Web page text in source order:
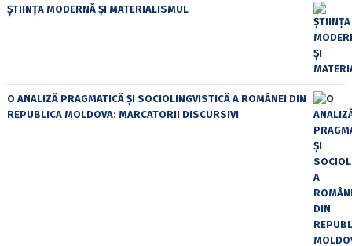
ȘTIINȚA MODERNĂ ȘI MATERIALISMUL
O ANALIZĂ PRAGMATICĂ ȘI SOCIOLINGVISTICĂ A ROMÂNEI DIN
REPUBLICA MOLDOVA: MARCATORII DISCURSIVI